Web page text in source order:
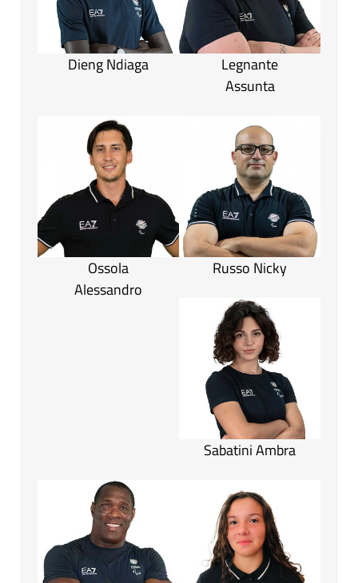
Dieng Ndiaga
Legnante
Assunta
Ossola
Alessandro
Russo Nicky
Sabatini Ambra